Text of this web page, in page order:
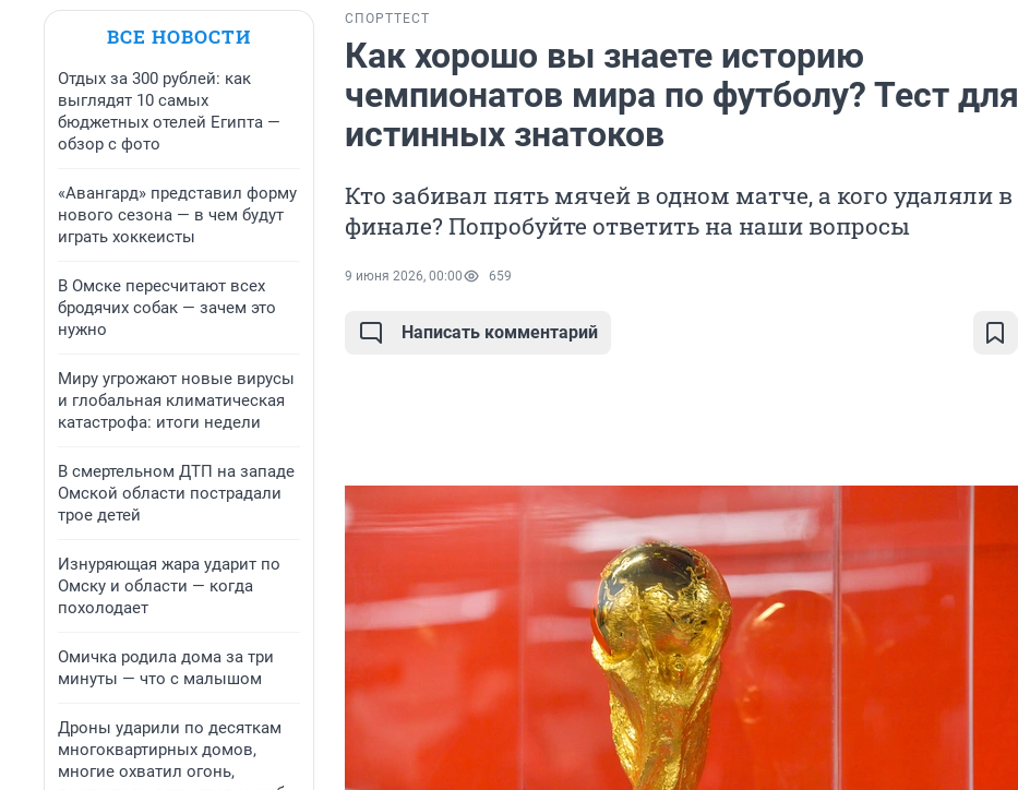
ВСЕ НОВОСТИ
Отдых за 300 рублей: как
выглядят 10 самых
бюджетных отелей Египта —
обзор с фото
«Авангард» представил форму
нового сезона — в чем будут
играть хоккеисты
В Омске пересчитают всех
бродячих собак — зачем это
нужно
Миру угрожают новые вирусы
и глобальная климатическая
катастрофа: итоги недели
В смертельном ДТП на западе
Омской области пострадали
трое детей
Изнуряющая жара ударит по
Омску и области — когда
похолодает
Омичка родила дома за три
минуты — что с малышом
Дроны ударили по десяткам
многоквартирных домов,
многие охватил огонь,
СПОРТТЕСТ
Как хорошо вы знаете историю
чемпионатов мира по футболу? Тест для
истинных знатоков
Кто забивал пять мячей в одном матче, а кого удаляли в
финале? Попробуйте ответить на наши вопросы
9 июня 2026, 00:00 659
Написать комментарий